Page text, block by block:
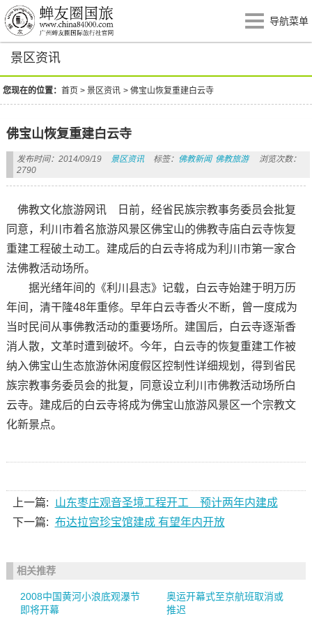
导航菜单
景区资讯
您现在的位置：首页 >景区资讯 >佛宝山恢复重建白云寺
佛宝山恢复重建白云寺
发布时间：2014/09/19 景区资讯 标签： 佛教新闻 佛教旅游
浏览次数：
2790
佛教文化旅游网讯 日前，经省民族宗教事务委员会批复
同意，利川市着名旅游风景区佛宝山的佛教寺庙白云寺恢复
重建工程破土动工。建成后的白云寺将成为利川市第一家合
法佛教活动场所。
据光绪年间的《利川县志》记载，白云寺始建于明万历
年间，清干隆48年重修。早年白云寺香火不断，曾一度成为
当时民间从事佛教活动的重要场所。建国后，白云寺逐渐香
消人散，文革时遭到破坏。今年，白云寺的恢复重建工作被
纳入佛宝山生态旅游休闲度假区控制性详细规划，得到省民
族宗教事务委员会的批复，同意设立利川市佛教活动场所白
云寺。建成后的白云寺将成为佛宝山旅游风景区一个宗教文
化新景点。
上一篇:
山东枣庄观音圣境工程开工 预计两年内建成
下一篇: 布达拉宫珍宝馆建成 有望年内开放
相关推荐
2008中国黄河小浪底观瀑节
即将开幕
奥运开幕式至京航班取消或
推迟